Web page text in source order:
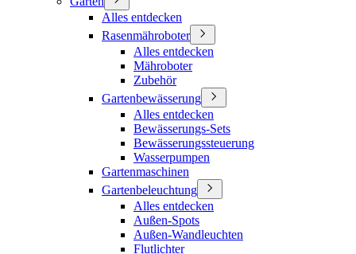
Alles entdecken
Rasenmähroboter
Alles entdecken
Mähroboter
Zubehör
Gartenbewässerung
Alles entdecken
Bewässerungs-Sets
Bewässerungssteuerung
Wasserpumpen
Gartenmaschinen
Gartenbeleuchtung
Alles entdecken
Außen-Spots
Außen-Wandleuchten
Flutlichter